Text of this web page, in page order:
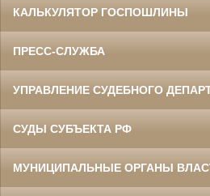
КАЛЬКУЛЯТОР ГОСПОШЛИНЫ
ПРЕСС-СЛУЖБА
УПРАВЛЕНИЕ СУДЕБНОГО
СУДЫ СУБЪЕКТА РФ
МУНИЦИПАЛЬНЫЕ ОРГАНЫ